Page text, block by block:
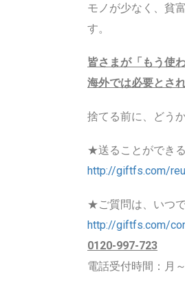
モノが少なく、貧
す。
皆さまが「もう使
海外では必要とさ
捨てる前に、どう
★送ることができ
http://giftfs.com/
★ご質問は、いつ
http://giftfs.com/
0120-997-723
電話受付時間：月